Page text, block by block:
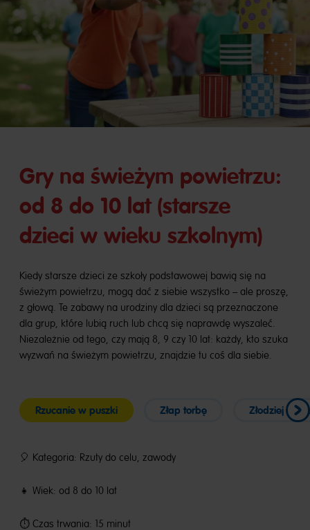
Gry na świeżym powietrzu:
od 8 do 10 lat (starsze
dzieci w wieku szkolnym)
Kiedy starsze dzieci ze szkoły podstawowej bawią się na
świeżym powietrzu, mogą dać z siebie wszystko – ale proszę,
z głową. Te zabawy na urodziny dla dzieci są przeznaczone
dla grup, które lubią ruch lub chcą się naprawdę wyszaleć.
Niezależnie od tego, czy mają 8, 9 czy 10 lat: każdy, kto szuka
wyzwań na świeżym powietrzu, znajdzie tu coś dla siebie.
Rzucanie w puszki Złap torbę Złodziej i
🎈 Kategoria: Rzuty do celu, zawody
👧 Wiek: od 8 do 10 lat
⏱️ Czas trwania: 15 minut